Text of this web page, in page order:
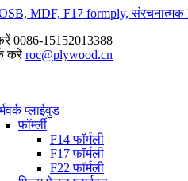
0086-15152013388
करें roc@plywood.cn
प्लाईवुड
फॉर्म्ली
F14 फॉर्मली
F17 फॉर्मली
F22 फॉर्मली